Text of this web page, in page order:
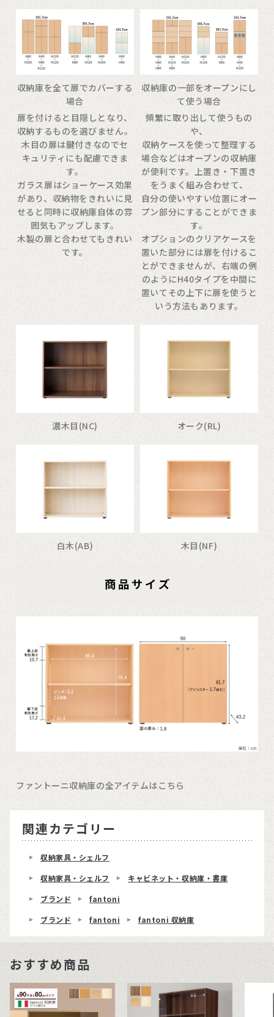
収納庫を全て扉でカバーする
場合
扉を付けると目隠しとなり、
収納するものを選びません。
木目の扉は鍵付きなのでセ
キュリティにも配慮できま
す。
ガラス扉はショーケース効果
があり、収納物をきれいに見
せると同時に収納庫自体の雰
囲気もアップします。
木製の扉と合わせてもきれい
です。
収納庫の一部をオープンにし
て使う場合
頻繁に取り出して使うもの
や、
収納ケースを使って整理する
場合などはオープンの収納庫
が便利です。上置き・下置き
をうまく組み合わせて、
自分の使いやすい位置にオー
プン部分にすることができま
す。
オプションのクリアケースを
置いた部分には扉を付けるこ
とができませんが、右端の例
のようにH40タイプを中間に
置いてその上下に扉を使うと
いう方法もあります。
濃木目(NC) オーク(RL)
白木(AB) 木目(NF)
ファントーニ収納庫の全アイテムはこちら
関連カテゴリー
収納家具・シェルフ
収納家具・シェルフ
キャビネット・収納庫・書庫
ブランド
fantoni
ブランド
fantoni fantoni 収納庫
おすすめ商品